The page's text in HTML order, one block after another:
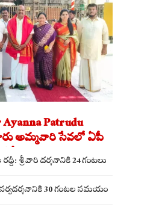
Patrudu
అమ్మవారి సేవలో ఏపీ
దర్శించుకున్న
శ్రీవారి దర్శనానికి 24 గంటలు
30 గంటల సమయం